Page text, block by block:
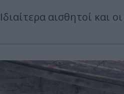
Ιδιαίτερα αισθητοί και